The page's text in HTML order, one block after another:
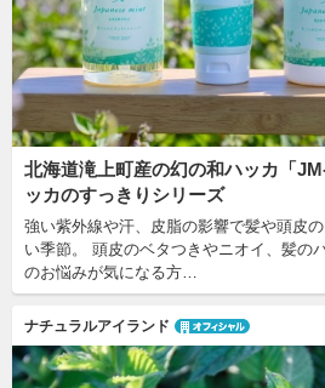
北海道滝上町産の幻の和ハッカ「
ッカのすっきりシリーズ
強い紫外線や汗、皮脂の影響で髪や頭皮
い季節。 頭皮のベタつきやニオイ、髪の
のお悩みが気になる方…
ナチュラルアイランド